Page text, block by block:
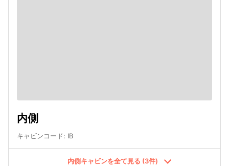
内側
キャビンコード: IB
内側キャビンを全て見る (3件)